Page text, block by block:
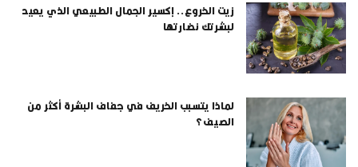
زيت الخروع.. إكسير الجمال الطبيعي الذي يعيد
لبشرتك نضارتها
لماذا يتسبب الخريف في جفاف البشرة أكثر من
الصيف؟